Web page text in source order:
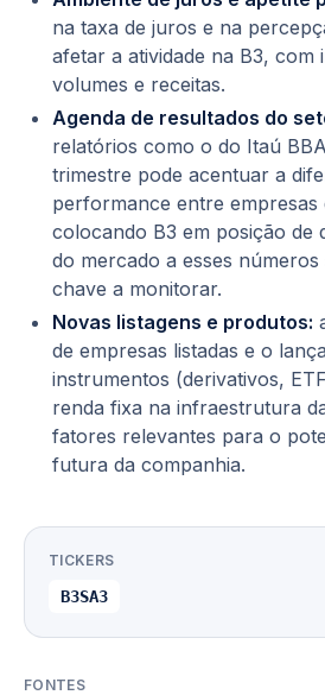
na taxa de juros e na
afetar a atividade na B3, com
volumes e receitas.
Agenda de resultados do
relatórios como o do Itaú
trimestre pode acentuar a
performance entre empresas
colocando B3 em posição de
do mercado a esses
chave a monitorar.
Novas listagens e produtos:
de empresas listadas e o
instrumentos (derivativos,
renda fixa na infraestrutura
fatores relevantes para o
futura da companhia.
TICKERS
B3SA3
FONTES